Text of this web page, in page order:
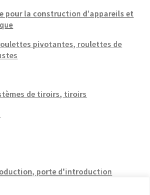
pour la construction d'appareils et
pivotantes, roulettes de
de tiroirs, tiroirs
porte d'introduction